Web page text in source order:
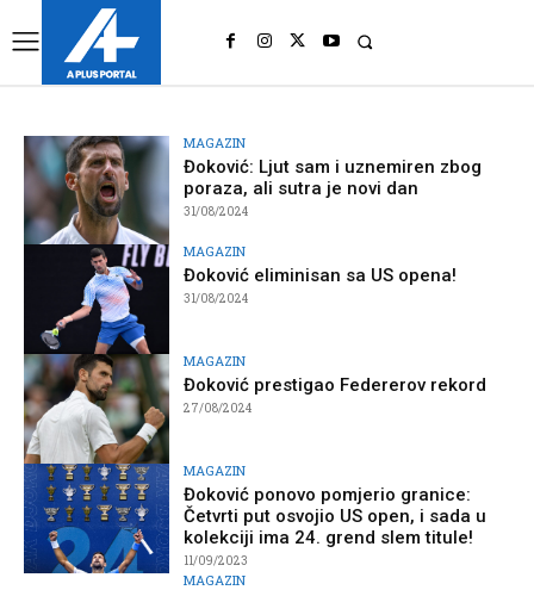
MAGAZIN
Đoković: Ljut sam i uznemiren zbog
poraza, ali sutra je novi dan
31/08/2024
MAGAZIN
Đoković eliminisan sa US opena!
31/08/2024
MAGAZIN
Đoković prestigao Federerov rekord
27/08/2024
MAGAZIN
Đoković ponovo pomjerio granice:
Četvrti put osvojio US open, i sada u
kolekciji ima 24. grend slem titule!
11/09/2023
MAGAZIN